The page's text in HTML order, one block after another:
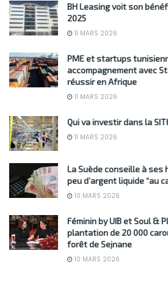
BH Leasing voit son
2025
11 MARS 2026
PME et startups
accompagnement avec
réussir en Afrique
11 MARS 2026
Qui va investir dans la
11 MARS 2026
La Suède conseille à
peu d’argent liquide “au
10 MARS 2026
Féminin by UIB et Soul &
plantation de 20 000
forêt de Sejnane
10 MARS 2026